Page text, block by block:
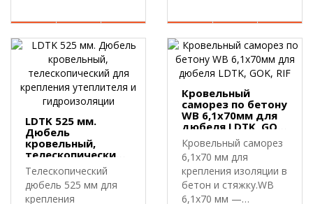
LDTK 525 мм.
Дюбель
кровельный,
телескопический
для крепления
утеплителя и
гидроизоляции
Телескопический
дюбель 525 мм для
крепления
Кровельный
саморез по бетону
WB 6,1х70мм для
дюбеля LDTK, GOK,
RIF
Кровельный саморез
6,1х70 мм для
крепления изоляции в
бетон и стяжку.WB
6,1х70 мм —